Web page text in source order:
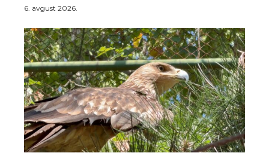
6. avgust 2026.